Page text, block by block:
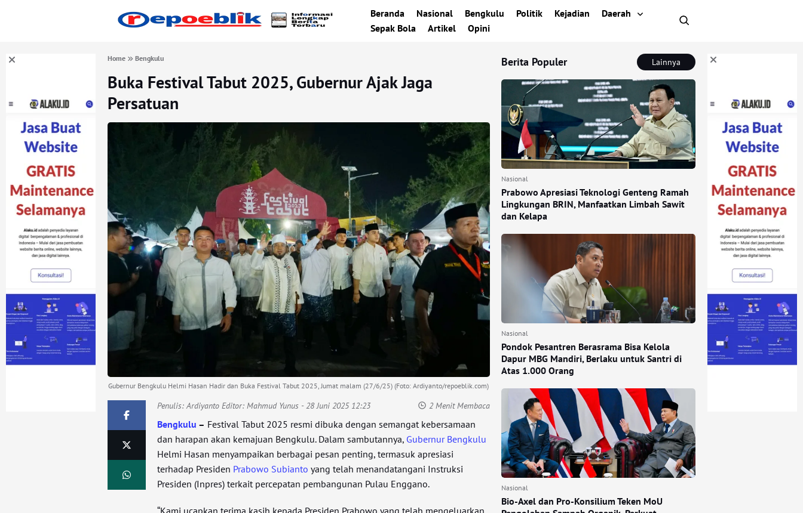
Beranda Nasional Bengkulu Politik Kejadian
Daerah
Sepak Bola
Artikel Opini
Home Bengkulu
Buka Festival Tabut 2025, Gubernur Ajak Jaga
Persatuan
Gubernur Bengkulu Helmi Hasan Hadir dan Buka Festival Tabut 2025, Jumat malam (27/6/25) (Foto: Ardiyanto/repoeblik.com)
Penulis:Ardiyanto Editor: Mahmud Yunus - 28 Juni 2025 12:23 2 Menit Membaca
Bengkulu – Festival Tabut 2025 resmi dibuka dengan semangat kebersamaan
dan harapan akan kemajuan Bengkulu. Dalam sambutannya, Gubernur Bengkulu
Helmi Hasan menyampaikan berbagai pesan penting, termasuk apresiasi
terhadap Presiden Prabowo Subianto yang telah menandatangani Instruksi
Presiden (Inpres) terkait percepatan pembangunan Pulau Enggano.
“Kami ucapkan terima kasih kepada Presiden Prabowo yang telah mengeluarkan
Berita Populer Lainnya
Nasional
Prabowo Apresiasi Teknologi Genteng Ramah
Lingkungan BRIN, Manfaatkan Limbah Sawit
dan Kelapa
Nasional
Pondok Pesantren Berasrama Bisa Kelola
Dapur MBG Mandiri, Berlaku untuk Santri di
Atas 1.000 Orang
Nasional
Bio-Axel dan Pro-Konsilium Teken MoU